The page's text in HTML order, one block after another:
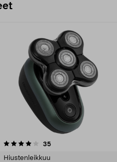
35arvostelut
Hiustenleikkuu
4.5 viidestä